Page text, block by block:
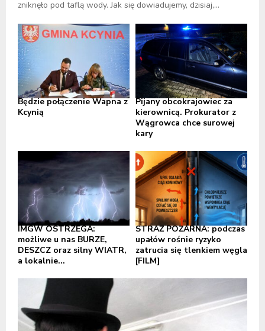
zniknęło pod taflą wody. Jak się dowiadujemy, dzisiaj,...
Będzie połączenie Wapna z
Kcynią
Pijany obcokrajowiec za
kierownicą. Prokurator z
Wągrowca chce surowej
kary
IMGW OSTRZEGA:
możliwe u nas BURZE,
DESZCZ oraz silny WIATR,
a lokalnie...
STRAŻ POŻARNA: podczas
upałów rośnie ryzyko
zatrucia się tlenkiem węgla
[FILM]